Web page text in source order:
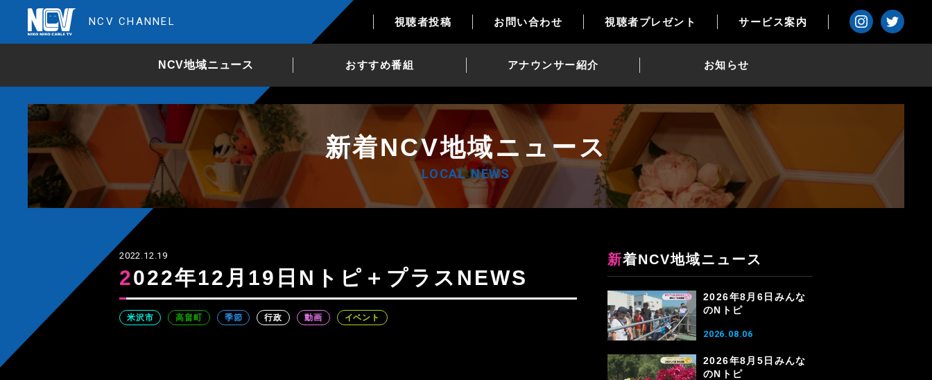
NCV CHANNEL 視聴者投稿 お問い合わせ 視聴者プレゼント サービス案内
NCV地域ニュース おすすめ番組 アナウンサー紹介 お知らせ
新着NCV地域ニュース
LOCAL NEWS
2022.12.19
2022年12月19日Nトピ＋プラスNEWS
米沢市 高畠町 季節 行政 動画 イベント
新着NCV地域ニュース
2026年8月6日みんな
のNトピ
2026.08.06
2026年8月5日みんな
のNトピ